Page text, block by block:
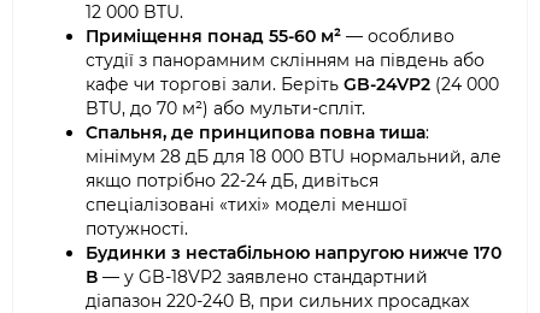
12 000 BTU.
Приміщення понад 55-60 м² — особливо
студії з панорамним склінням на південь або
кафе чи торгові зали. Беріть GB-24VP2 (24 000
BTU, до 70 м²) або мульти-спліт.
Спальня, де принципова повна тиша:
мінімум 28 дБ для 18 000 BTU нормальний, але
якщо потрібно 22-24 дБ, дивіться
спеціалізовані «тихі» моделі меншої
потужності.
Будинки з нестабільною напругою нижче 170
В — у GB-18VP2 заявлено стандартний
діапазон 220-240 В, при сильних просадках